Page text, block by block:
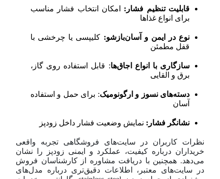
قابلیت تنظیم فشار: امکان انتخاب فشار مناسب
برای انواع غذاها
نوع در ایمن و آسان‌بازشو: کلیپسی یا چرخشی با
قفل مطمئن
سازگاری با انواع اجاق‌ها: قابل استفاده روی گاز،
برق و القایی
دسته‌های نسوز و ارگونومیک: برای حمل و استفاده
آسان
نشانگر فشار: نمایش وضعیت فشار داخل زودپز
نظرات کاربران در سایت‌های فروشگاهی تجربه واقعی
خریداران درباره کیفیت، عملکرد و ایمنی زودپز را نشان
می‌دهد. همچنین با دریافت مشاوره از کارشناسان فروش
در سایت‌های معتبر، اطلاعات دقیق‌تری درباره مدل‌های